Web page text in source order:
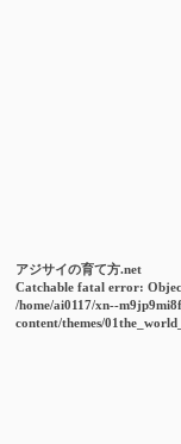
アジサイの育て方.net
Catchable fatal error:
/home/ai0117/xn--
content/themes/